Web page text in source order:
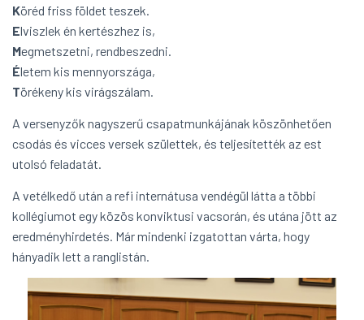
Köréd friss földet teszek.
Elviszlek én kertészhez is,
Megmetszetni, rendbeszedni.
Életem kis mennyországa,
Törékeny kis virágszálam.
A versenyzők nagyszerű csapatmunkájának köszönhetően
csodás és vicces versek születtek, és teljesítették az est
utolsó feladatát.
A vetélkedő után a refi internátusa vendégül látta a többi
kollégiumot egy közös konviktusi vacsorán, és utána jött az
eredményhirdetés. Már mindenki izgatottan várta, hogy
hányadik lett a ranglistán.